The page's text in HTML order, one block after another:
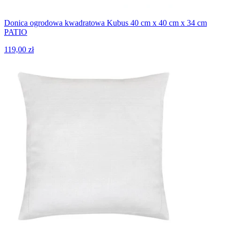
Donica ogrodowa kwadratowa Kubus 40 cm x 40 cm x 34 cm
PATIO
119,00 zł